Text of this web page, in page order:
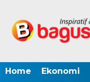
Home Ekonomi